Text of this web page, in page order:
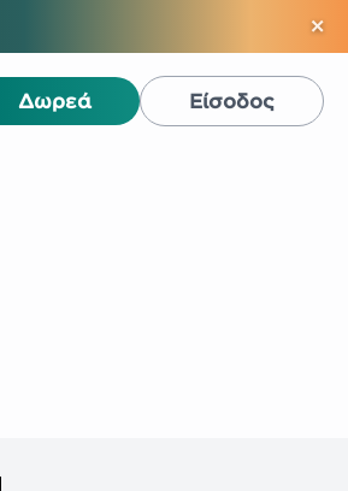
×
Δωρεά Είσοδος